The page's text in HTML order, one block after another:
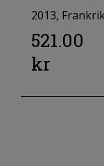
2013,
521.00
kr